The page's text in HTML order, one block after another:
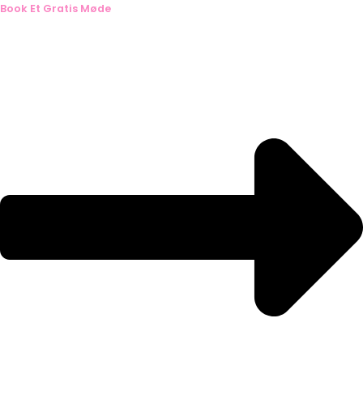
Book Et Gratis Møde